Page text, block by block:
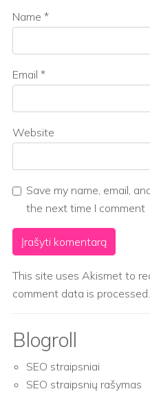
Name *
Email *
Website
Save my name, email,
the next time I comment
This site uses Akismet to
comment data is processed.
Blogroll
SEO straipsniai
SEO straipsnių rašymas